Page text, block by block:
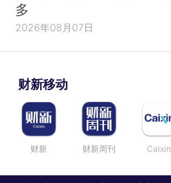
多
2026年08月07日
财新移动
财新 财新周刊 Caixin